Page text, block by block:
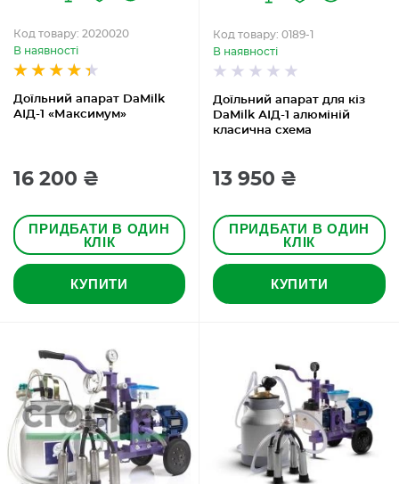
Доїльний апарат DaMilk
АІД-1 «Максимум»
Код товару: 2020020
В наявності
16 200 ₴
ПРИДБАТИ В ОДИН
КЛІК
КУПИТИ
Доїльний апарат для кіз
DaMilk АІД-1 алюміній
класична схема
Код товару: 0189-1
В наявності
13 950 ₴
ПРИДБАТИ В ОДИН
КЛІК
КУПИТИ